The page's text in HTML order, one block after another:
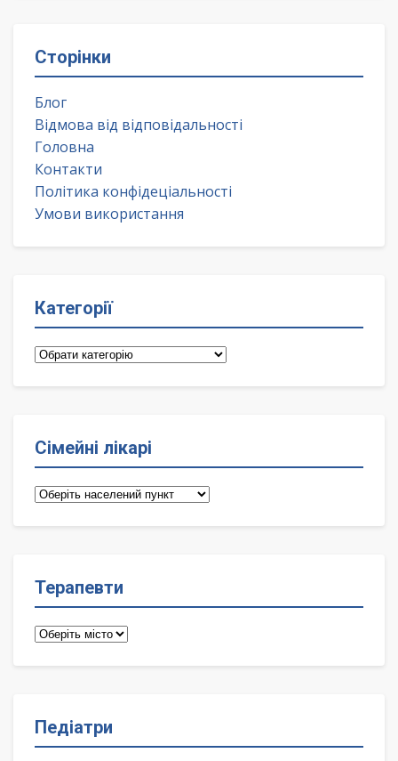
Сторінки
Блог
Відмова від відповідальності
Головна
Контакти
Політика конфідеціальності
Умови використання
Категорії
Категорії
Сімейні лікарі
Сімейні
Терапевти
Терапевти
Педіатри